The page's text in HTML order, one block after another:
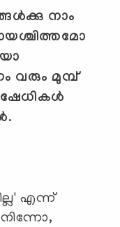
നാം
വരും മുമ്പ്
എന്ന്